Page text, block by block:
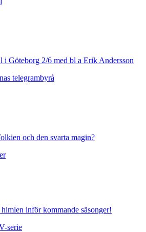
i Göteborg 2/6 med bl a Erik Andersson
telegrambyrå
och den svarta magin?
inför kommande säsonger!
serie